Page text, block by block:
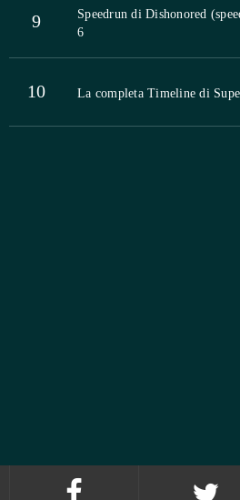
9
Speedrun di Dishonored
6
10 La completa Timeline di